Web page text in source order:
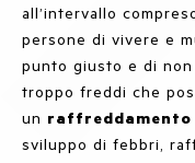
all’intervallo
persone di vivere e
punto giusto e di
troppo freddi che
un raffreddamento
sviluppo di febbri,